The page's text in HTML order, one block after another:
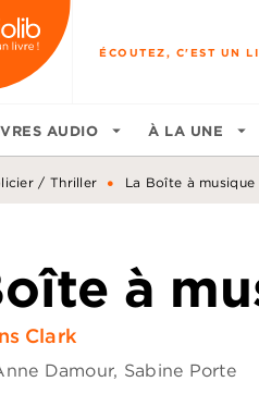
RECHERCHE
ÉCOUTEZ, C'EST UN
AUDIO arrow_drop_down À LA UNE arrow_drop_down
/ Thriller • La Boîte à musique
à
Clark
Damour, Sabine Porte